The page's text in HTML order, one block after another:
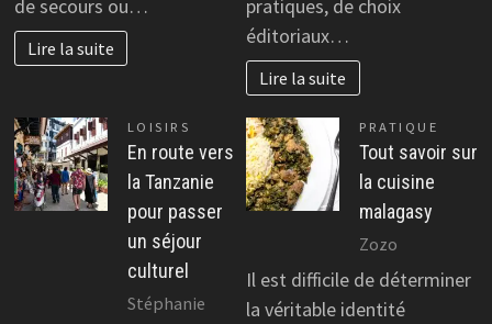
de secours ou…
Lire la suite
pratiques, de choix
éditoriaux…
Lire la suite
LOISIRS
En route vers
la Tanzanie
pour passer
un séjour
culturel
Stéphanie
PRATIQUE
Tout savoir sur
la cuisine
malagasy
Zozo
Il est difficile de déterminer
la véritable identité